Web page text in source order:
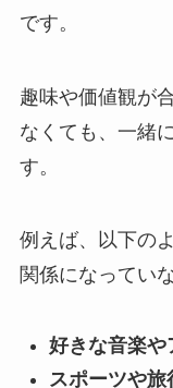
です。
趣味や価値観が
なくても、一緒
す。
例えば、以下の
関係になってい
好きな音楽や
スポーツや